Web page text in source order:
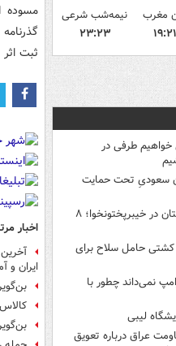
مغرب
۱۹:۲۱
نیمه‌شب شرعی
۲۳:۲۳
خواهیم طرفی در
سعودیِ تحت حمایت
عملیات ارتش پاکستان در خیبرپختونخوا؛ ۸
حامل سلاح برای
نمی‌داند چطور با
لیبی
عراق درباره تعویق
مسوده
ثبت
اخبار
ایران و